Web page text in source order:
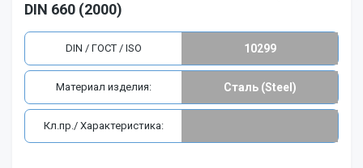
DIN 660 (2000)
DIN / ГОСТ / ISO 10299
Материал изделия: Сталь (Steel)
Кл.пр./ Характеристика: